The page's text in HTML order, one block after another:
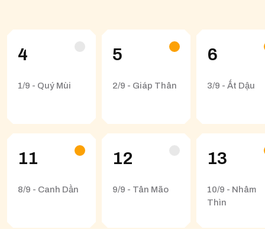
4
1/9 - Quý Mùi
5
2/9 - Giáp Thân
6
3/9 - Ất Dậu
11
8/9 - Canh Dần
12
9/9 - Tân Mão
13
10/9 - Nhâm
Thìn